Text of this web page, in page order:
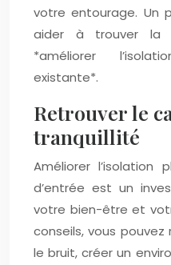
votre entourage. Un
aider à trouver la
*améliorer
existante*.
Retrouver le
tranquillité
Améliorer
d’entrée est un
votre bien-être et
conseils, vous
le bruit, créer un